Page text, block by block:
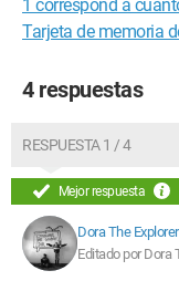
1 correspond à
Tarjeta de memoria
4 respuestas
RESPUESTA 1 / 4
Mejor respuesta
Dora The Explorer
Editado por Dora